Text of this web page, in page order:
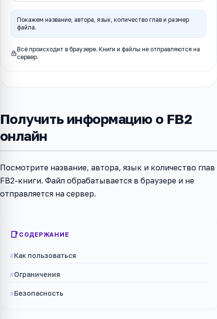
Покажем название, автора, язык, количество глав и размер
файла.
Всё происходит в браузере. Книги и файлы не отправляются на
сервер.
Получить информацию о FB2
онлайн
Посмотрите название, автора, язык и количество глав
FB2-книги. Файл обрабатывается в браузере и не
отправляется на сервер.
СОДЕРЖАНИЕ
Как пользоваться
Ограничения
Безопасность